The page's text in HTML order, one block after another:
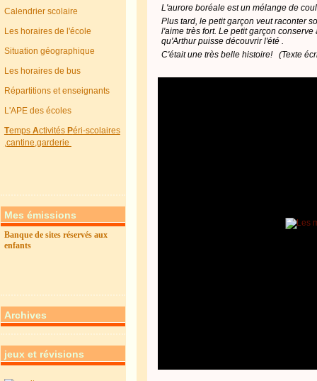
Calendrier scolaire
Les horaires de l'école
Situation géographique
Les horaires de bus
Répartitions et enseignants
L'APE des écoles
TempsActivitésPéri-scolaires
,cantine,garderie
Mes émissions
Banque de sites réservés aux
enfants
Archives
jeux et révisions
L'aurore boréale est un mélange de
Plus tard, le petit garçon veut raconter
l'aime très fort. Le petit garçon
qu'Arthur puisse découvrir l'été .
C'était une très belle histoire! (Texte